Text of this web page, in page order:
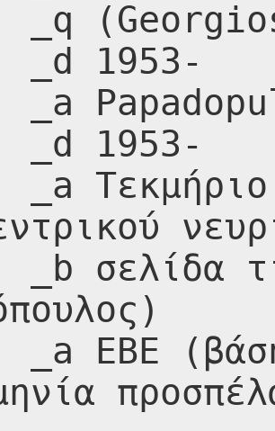
_a
ΕΒΕ